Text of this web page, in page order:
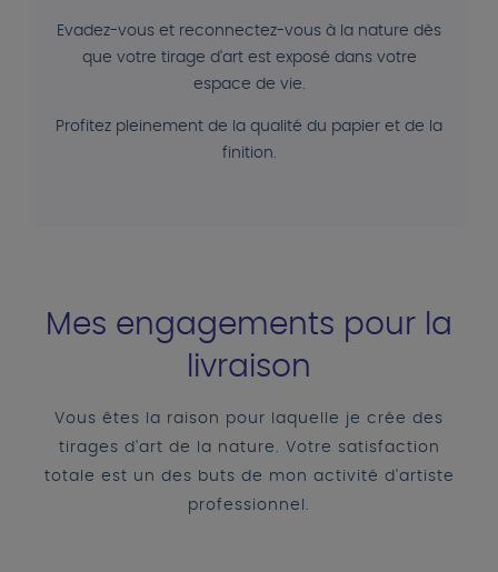
Evadez-vous et reconnectez-vous à la nature dès
que votre tirage d'art est exposé dans votre
espace de vie.
Profitez pleinement de la qualité du papier et de la
finition.
Mes engagements pour la
livraison
Vous êtes la raison pour laquelle je crée des
tirages d'art de la nature. Votre satisfaction
totale est un des buts de mon activité d'artiste
professionnel.